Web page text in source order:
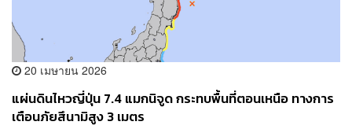
20 เมษายน 2026
แผ่นดินไหวญี่ปุ่น 7.4 แมกนิจูด กระทบพื้นที่ตอนเหนือ ทางการ
เตือนภัยสึนามิสูง 3 เมตร